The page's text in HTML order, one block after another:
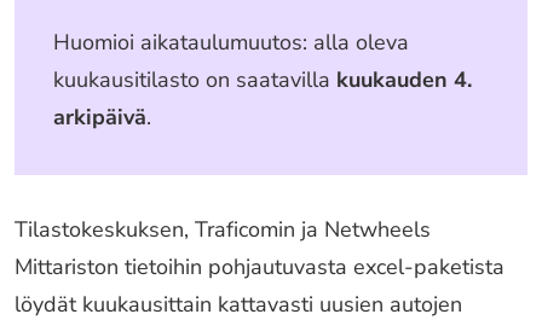
Huomioi aikataulumuutos: alla oleva
kuukausitilasto on saatavilla kuukauden 4.
arkipäivä.
Tilastokeskuksen, Traficomin ja Netwheels
Mittariston tietoihin pohjautuvasta excel-paketista
löydät kuukausittain kattavasti uusien autojen